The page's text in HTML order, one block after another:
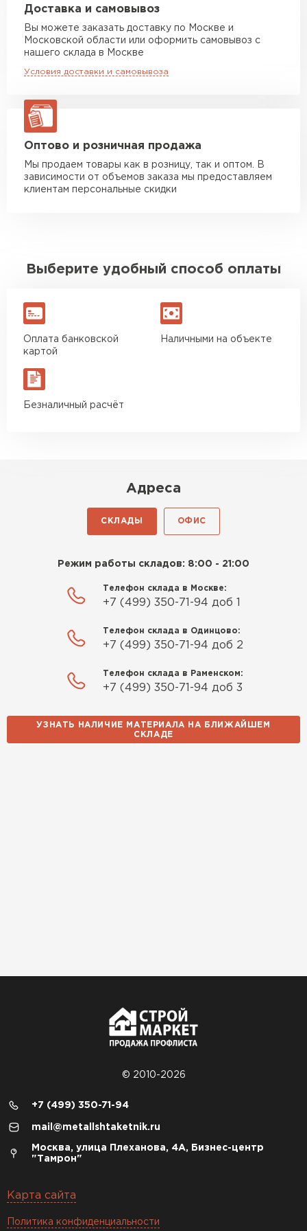
механических повреждений.
Каждый из этих видов полимерных покрытий
обладает своими уникальными свойствами и
может быть выбран в зависимости от требований
конкретного проекта.
Машина до 20 тн до 80 м3
Манипулятор до 5 тн
макс. длина груза 6 м
от 7 000 руб
макс. длина груза 8 м
Манипулятор до 20 тн
макс. длина груза 13,5 м
ЗАКАЗАТЬ С ДОСТАВКОЙ
Доставка и самовывоз
Вы можете заказать доставку по Москве и
Московской области или оформить самовывоз с
нашего склада в Москве
Условия доставки и самовывоза
Оптово и розничная продажа
Мы продаем товары как в розницу, так и оптом. В
зависимости от объемов заказа мы предоставляем
клиентам персональные скидки
Выберите удобный способ оплаты
Оплата банковской
картой
Наличными на объекте
Безналичный расчёт
Адреса
СКЛАДЫ ОФИС
Режим работы складов: 8:00 - 21:00
Телефон склада в Москве:
+7 (499) 350-71-94 доб 1
Телефон склада в Одинцово:
+7 (499) 350-71-94 доб 2
Телефон склада в Раменском:
+7 (499) 350-71-94 доб 3
УЗНАТЬ НАЛИЧИЕ МАТЕРИАЛА НА БЛИЖАЙШЕМ
СКЛАДЕ
© 2010-2026
+7 (499) 350-71-94
mail@metallshtaketnik.ru
Москва, улица Плеханова, 4А, Бизнес-центр
"Тамрон"
Карта сайта
Политика конфиденциальности